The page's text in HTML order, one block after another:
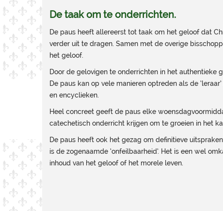
De taak om te onderrichten.
De paus heeft allereerst tot taak om het geloof dat
verder uit te dragen. Samen met de overige
het geloof.
Door de gelovigen te onderrichten in het authentieke
De paus kan op vele manieren optreden als de
en encyclieken.
Heel concreet geeft de paus elke
catechetisch onderricht krijgen om te groeien in het
De paus heeft ook het gezag om definitieve
is de zogenaamde ‘onfeilbaarheid’. Het is een wel
inhoud van het geloof of het morele leven.